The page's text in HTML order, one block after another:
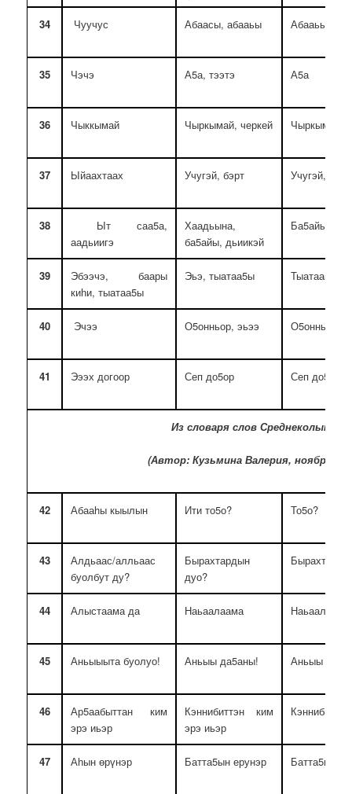
34 Чуучус Абаасы, абааьы Абааьы
35 Чэчэ А5а, тээтэ А5а
36 Чыккымай Чыркымай, черкей Чыркымай
37 Ыйаахтаах Учугэй, бэрт Учугэй, бэрт
38
Ыт саа5а,
аадьиигэ
Хаадьына,
ба5айы, дьиикэй
Ба5айы
39
Эбээчэ, баары
киһи, тыатаа5ы
Эьэ, тыатаа5ы Тыатаа5ы
40 Эчээ О5онньор, эьээ О5онньор,
41 Эээх догоор Сеп до5ор Сеп до5ор
Из словаря слов
(Автор: Кузьмина Валерия, ноябрь
42 Абааhы кыылын Ити то5о? То5о?
43
Алдьаас/алльаас
буолбут ду?
Бырахтардын
дуо?
44 Алыстаама да Наьаалаама Наьаалаама
45 Аньыыыта буолуо! Аньыы да5аны! Аньыы
46
Ар5аабыттан ким
эрэ иьэр
Кэннибиттэн ким
эрэ иьэр
47 Аһын өрүнэр Батта5ын ерунэр Батта5ын